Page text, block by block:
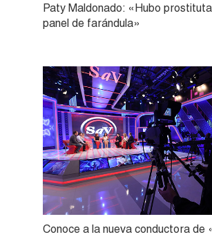
Paty Maldonado: «Hubo
panel de farándula»
Conoce a la nueva conductora de